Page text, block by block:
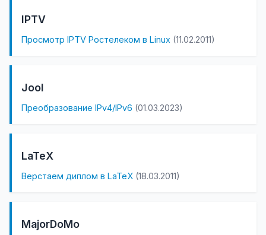
IPTV
Просмотр IPTV Ростелеком в Linux (11.02.2011)
Jool
Преобразование IPv4/IPv6 (01.03.2023)
LaTeX
Верстаем диплом в LaTeX (18.03.2011)
MajorDoMo